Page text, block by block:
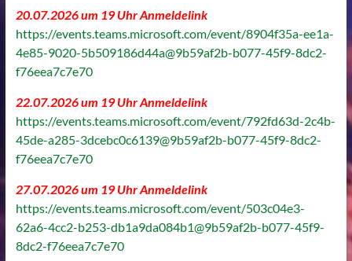
20.07.2026 um 19 Uhr Anmeldelink
https://events.teams.microsoft.com/event/8904f35a-ee1a-
4e85-9020-5b509186d44a@9b59af2b-b077-45f9-8dc2-
f76eea7c7e70
22.07.2026 um 19 Uhr Anmeldelink
https://events.teams.microsoft.com/event/792fd63d-2c4b-
45de-a285-3dcebc0c6139@9b59af2b-b077-45f9-8dc2-
f76eea7c7e70
27.07.2026 um 19 Uhr Anmeldelink
https://events.teams.microsoft.com/event/503c04e3-
62a6-4cc2-b253-db1a9da084b1@9b59af2b-b077-45f9-
8dc2-f76eea7c7e70